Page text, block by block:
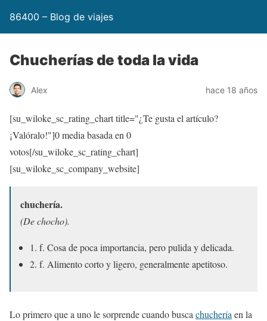
86400 – Blog de viajes
Chucherías de toda la vida
Alex hace 18 años
[su_wiloke_sc_rating_chart title="¿Te gusta el artículo?
¡Valóralo!"]0media basada en 0
votos[/su_wiloke_sc_rating_chart]
[su_wiloke_sc_company_website]
chuchería.
(De chocho).
1. f. Cosa de poca importancia, pero pulida y delicada.
2. f. Alimento corto y ligero, generalmente apetitoso.
Lo primero que a uno le sorprende cuando busca chuchería en la